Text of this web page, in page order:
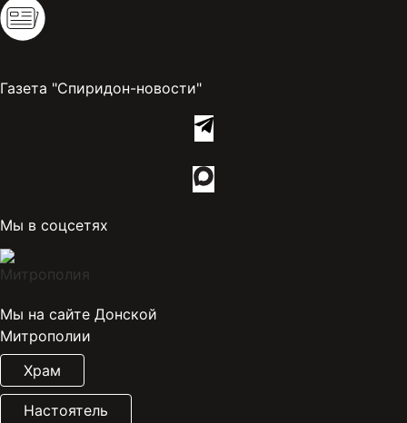
Газета "Спиридон-новости"
Мы в соцсетях
Мы на сайте Донской
Митрополии
Храм
Настоятель